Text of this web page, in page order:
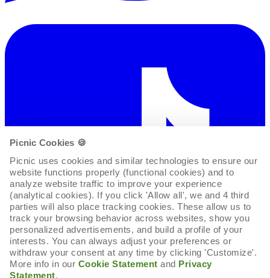
Picnic Cookies 🍪
Picnic uses cookies and similar technologies to ensure our
website functions properly (functional cookies) and to
analyze website traffic to improve your experience
(analytical cookies). If you click 'Allow all', we and 4 third
parties will also place tracking cookies. These allow us to
track your browsing behavior across websites, show you
personalized advertisements, and build a profile of your
interests. You can always adjust your preferences or
withdraw your consent at any time by clicking 'Customize'.
More info in our Cookie Statement and Privacy
Statement.